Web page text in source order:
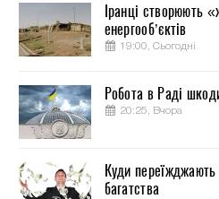
Іранці створюють
енергооб’єктів
19:00, Сьогодні
Робота в Раді
20:25, Вчора
Куди переїжджають
багатства